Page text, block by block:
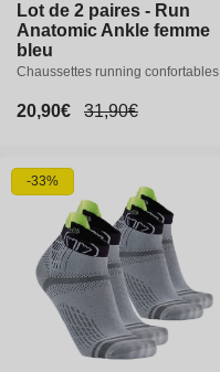
Lot de 2 paires - Run
Anatomic Ankle femme
bleu
Chaussettes running confortables
Prix
20,90€
Prix
31,90€
Lot de 2 paires - Run
Anatomic Ankle femme
bleu
Chaussettes running confortables
Prix
20,90€
Prix
31,90€
41-42
-33%